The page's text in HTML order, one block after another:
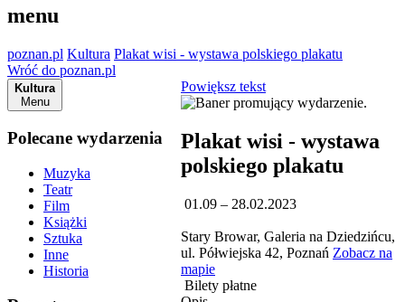
menu
poznan.pl Kultura Plakat wisi - wystawa polskiego plakatu
Wróć do poznan.pl
Kultura
Menu
Polecane wydarzenia
Muzyka
Teatr
Film
Książki
Sztuka
Inne
Historia
Powiększ tekst
Plakat wisi - wystawa
polskiego plakatu
01.09 – 28.02.2023
Stary Browar, Galeria na Dziedzińcu,
ul. Półwiejska 42, Poznań Zobacz na
mapie
Bilety płatne